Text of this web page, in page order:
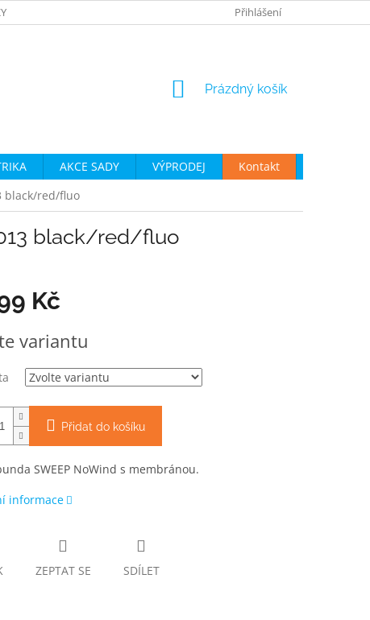
OBCHODNÍ PODMÍNKY
Přihlášení
NÁKUPNÍ
Prázdný košík
AKCE SADY VÝPRODEJ Kontakt
black/red/fluo
black/red/fluo
Kč
variantu
Přidat do košíku
SWEEP NoWind s membránou.
informace
ZEPTAT SE SDÍLET